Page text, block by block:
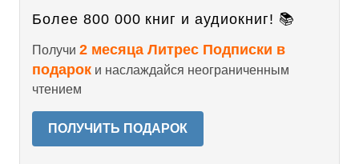
Более 800 000 книг и аудиокниг! 📚
Получи 2 месяца Литрес Подписки в
подарок и наслаждайся неограниченным
чтением
ПОЛУЧИТЬ ПОДАРОК